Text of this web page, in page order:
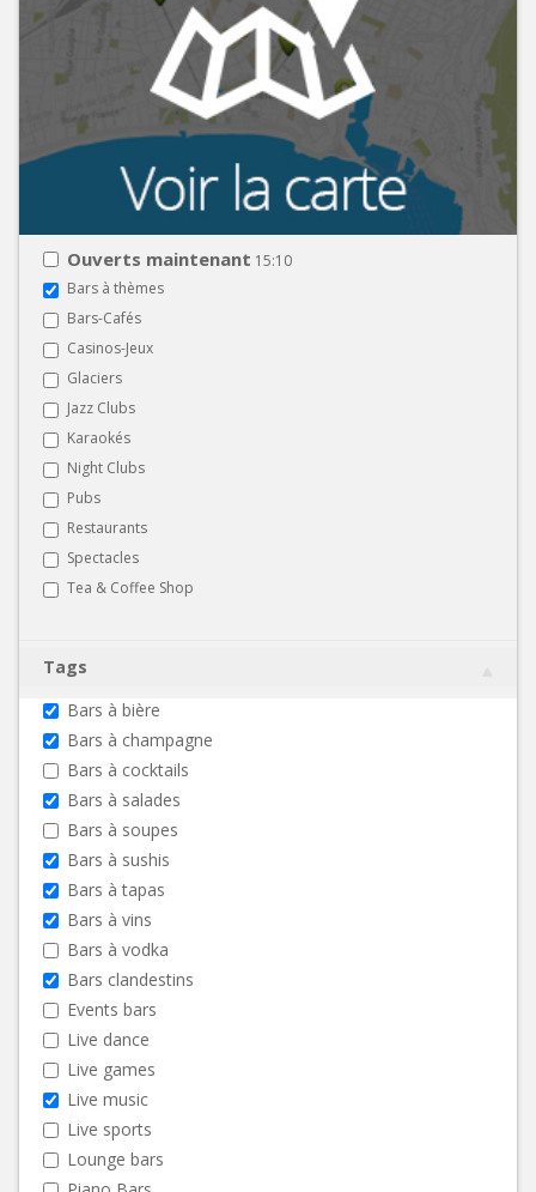
Ouverts maintenant 15:10
Bars à thèmes
Bars-Cafés
Casinos-Jeux
Glaciers
Jazz Clubs
Karaokés
Night Clubs
Pubs
Restaurants
Spectacles
Tea & Coffee Shop
Tags
Bars à bière
Bars à champagne
Bars à cocktails
Bars à salades
Bars à soupes
Bars à sushis
Bars à tapas
Bars à vins
Bars à vodka
Bars clandestins
Events bars
Live dance
Live games
Live music
Live sports
Lounge bars